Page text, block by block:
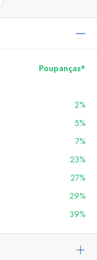
Poupanças*
2%
5%
7%
23%
27%
29%
39%